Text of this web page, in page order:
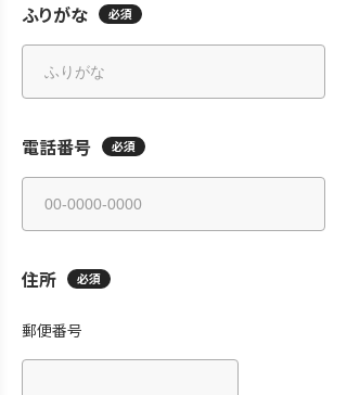
ふりがな 必須
電話番号 必須
住所 必須
郵便番号